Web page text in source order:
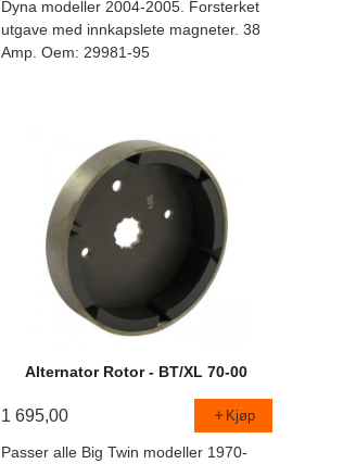
Dyna modeller 2004-2005. Forsterket
utgave med innkapslete magneter. 38
Amp. Oem: 29981-95
Alternator Rotor - BT/XL 70-00
1 695,00 Kjøp
Passer alle Big Twin modeller 1970-